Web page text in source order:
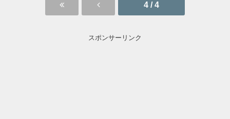
4 / 4
スポンサーリンク